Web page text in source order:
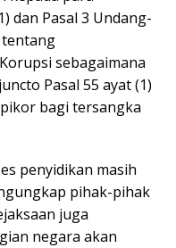
dan Pasal 3 Undang-
tentang
sebagaimana
Pasal 55 ayat (1)
bagi tersangka
penyidikan masih
pihak-pihak
juga
negara akan